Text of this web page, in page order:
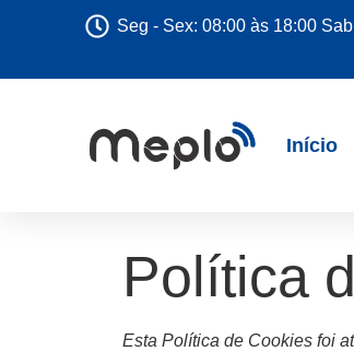
Seg - Sex: 08:00 às 18:00
Início
Política
Esta Política de Cookies foi